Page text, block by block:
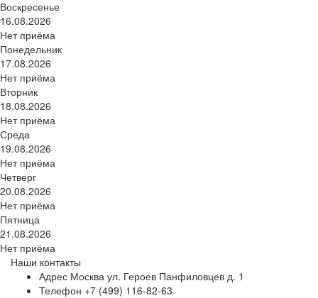
Воскресенье
16.08.2026
Нет приёма
Понедельник
17.08.2026
Нет приёма
Вторник
18.08.2026
Нет приёма
Среда
19.08.2026
Нет приёма
Четверг
20.08.2026
Нет приёма
Пятница
21.08.2026
Нет приёма
Наши контакты
Адрес Москва ул. Героев Панфиловцев д. 1
Телефон +7 (499) 116-82-63